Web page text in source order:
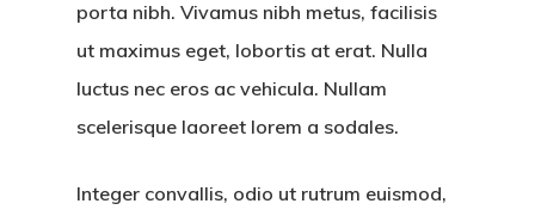
porta nibh. Vivamus nibh metus, facilisis
ut maximus eget, lobortis at erat. Nulla
luctus nec eros ac vehicula. Nullam
scelerisque laoreet lorem a sodales.
Integer convallis, odio ut rutrum euismod,